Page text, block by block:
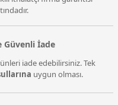
Güvenli İade
iade edebilirsiniz. Tek
uygun olması.